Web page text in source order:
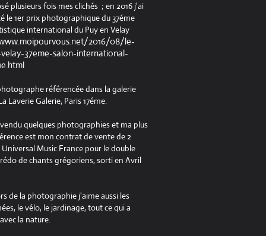
plusieurs fois mes clichés ; en 2016 j'ai
le 1er prix photographique du 37éme
international du Puy en Velay
2016/08/le-
37eme-salon-international-
référencée dans la galerie
Laverie Galerie, Paris 17éme.
quelques photographies et ma plus
est mon contrat de vente de 2
Universal Music France pour le double
de chants grégoriens, sorti en Avril
de la photographie j'aime aussi les
le vélo, le jardinage, tout ce qui a
la nature.